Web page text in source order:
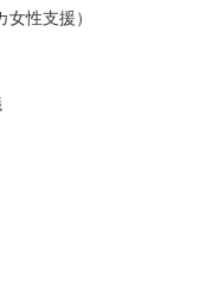
女性支援）